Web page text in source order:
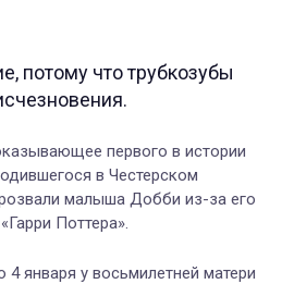
потому что трубкозубы
первого в истории
в Честерском
малыша Добби из-за его
Поттера».
января у восьмилетней матери